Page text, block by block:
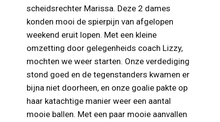
scheidsrechter Marissa. Deze 2 dames
konden mooi de spierpijn van afgelopen
weekend eruit lopen. Met een kleine
omzetting door gelegenheids coach Lizzy,
mochten we weer starten. Onze verdediging
stond goed en de tegenstanders kwamen er
bijna niet doorheen, en onze goalie pakte op
haar katachtige manier weer een aantal
mooie ballen. Met een paar mooie aanvallen